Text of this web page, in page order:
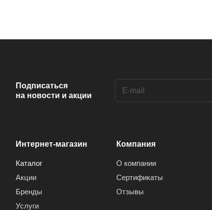
Подписаться
на новости и акции
Интернет-магазин
Каталог
Акции
Бренды
Услуги
Компания
О компании
Сертификаты
Отзывы